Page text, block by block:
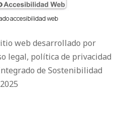
accesibilidad web
web desarrollado por
legal, política de privacidad
de Sostenibilidad
2025